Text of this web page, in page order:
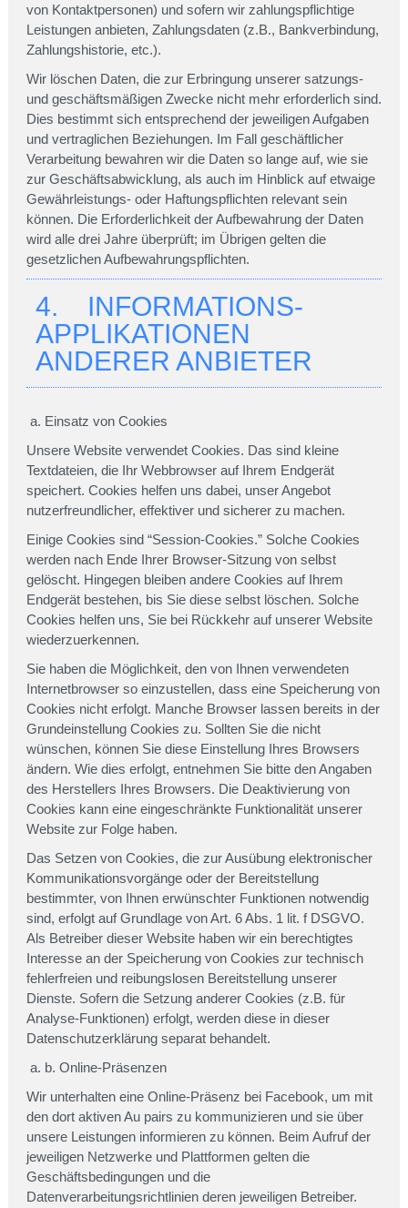
von Kontaktpersonen) und sofern wir zahlungspflichtige
Leistungen anbieten, Zahlungsdaten (z.B., Bankverbindung,
Zahlungshistorie, etc.).
Wir löschen Daten, die zur Erbringung unserer satzungs-
und geschäftsmäßigen Zwecke nicht mehr erforderlich sind.
Dies bestimmt sich entsprechend der jeweiligen Aufgaben
und vertraglichen Beziehungen. Im Fall geschäftlicher
Verarbeitung bewahren wir die Daten so lange auf, wie sie
zur Geschäftsabwicklung, als auch im Hinblick auf etwaige
Gewährleistungs- oder Haftungspflichten relevant sein
können. Die Erforderlichkeit der Aufbewahrung der Daten
wird alle drei Jahre überprüft; im Übrigen gelten die
gesetzlichen Aufbewahrungspflichten.
4. INFORMATIONS-
APPLIKATIONEN
ANDERER ANBIETER
Einsatz von Cookies
Unsere Website verwendet Cookies. Das sind kleine
Textdateien, die Ihr Webbrowser auf Ihrem Endgerät
speichert. Cookies helfen uns dabei, unser Angebot
nutzerfreundlicher, effektiver und sicherer zu machen.
Einige Cookies sind “Session-Cookies.” Solche Cookies
werden nach Ende Ihrer Browser-Sitzung von selbst
gelöscht. Hingegen bleiben andere Cookies auf Ihrem
Endgerät bestehen, bis Sie diese selbst löschen. Solche
Cookies helfen uns, Sie bei Rückkehr auf unserer Website
wiederzuerkennen.
Sie haben die Möglichkeit, den von Ihnen verwendeten
Internetbrowser so einzustellen, dass eine Speicherung von
Cookies nicht erfolgt. Manche Browser lassen bereits in der
Grundeinstellung Cookies zu. Sollten Sie die nicht
wünschen, können Sie diese Einstellung Ihres Browsers
ändern. Wie dies erfolgt, entnehmen Sie bitte den Angaben
des Herstellers Ihres Browsers. Die Deaktivierung von
Cookies kann eine eingeschränkte Funktionalität unserer
Website zur Folge haben.
Das Setzen von Cookies, die zur Ausübung elektronischer
Kommunikationsvorgänge oder der Bereitstellung
bestimmter, von Ihnen erwünschter Funktionen notwendig
sind, erfolgt auf Grundlage von Art. 6 Abs. 1 lit. f DSGVO.
Als Betreiber dieser Website haben wir ein berechtigtes
Interesse an der Speicherung von Cookies zur technisch
fehlerfreien und reibungslosen Bereitstellung unserer
Dienste. Sofern die Setzung anderer Cookies (z.B. für
Analyse-Funktionen) erfolgt, werden diese in dieser
Datenschutzerklärung separat behandelt.
b. Online-Präsenzen
Wir unterhalten eine Online-Präsenz bei Facebook, um mit
den dort aktiven Au pairs zu kommunizieren und sie über
unsere Leistungen informieren zu können. Beim Aufruf der
jeweiligen Netzwerke und Plattformen gelten die
Geschäftsbedingungen und die
Datenverarbeitungsrichtlinien deren jeweiligen Betreiber.